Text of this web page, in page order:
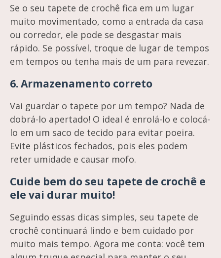
Se o seu tapete de crochê fica em um lugar
muito movimentado, como a entrada da casa
ou corredor, ele pode se desgastar mais
rápido. Se possível, troque de lugar de tempos
em tempos ou tenha mais de um para revezar.
6.Armazenamento correto
Vai guardar o tapete por um tempo? Nada de
dobrá-lo apertado! O ideal é enrolá-lo e colocá-
lo em um saco de tecido para evitar poeira.
Evite plásticos fechados, pois eles podem
reter umidade e causar mofo.
Cuide bem do seu tapete de crochê e
ele vai durar muito!
Seguindo essas dicas simples, seu tapete de
crochê continuará lindo e bem cuidado por
muito mais tempo. Agora me conta: você tem